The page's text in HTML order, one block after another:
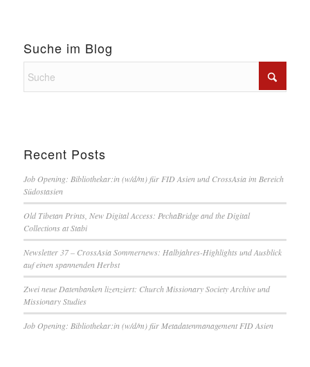
Suche im Blog
Recent Posts
Job Opening: Bibliothekar:in (w/d/m) für FID Asien und CrossAsia im Bereich
Südostasien
Old Tibetan Prints, New Digital Access: PechaBridge and the Digital
Collections at Stabi
Newsletter 37 – CrossAsia Sommernews: Halbjahres-Highlights und Ausblick
auf einen spannenden Herbst
Zwei neue Datenbanken lizenziert: Church Missionary Society Archive und
Missionary Studies
Job Opening: Bibliothekar:in (w/d/m) für Metadatenmanagement FID Asien